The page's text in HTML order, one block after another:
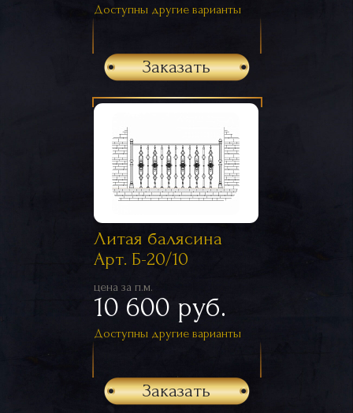
Доступны другие варианты
Заказать
Литая балясина
Арт. Б-20/10
цена за п.м.
10 600 руб.
Доступны другие варианты
Заказать